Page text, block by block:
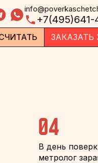
+7(495)641-
ЗАКАЗАТЬ
04
В день
метролог